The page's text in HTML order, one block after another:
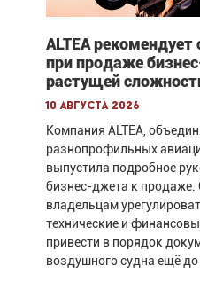
ALTEA
при продаже
растущей
10 августа 2026
Компания ALTEA,
разнопрофильных
выпустила подробное
бизнес-джета к
владельцам
технические и
привести в порядок
воздушного судна ещё